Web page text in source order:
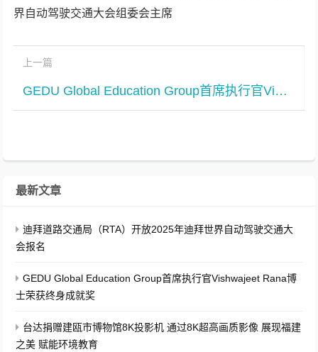
界自动驾驶交通大会组委会主席
上一篇
GEDU Global Education Group首席执行官Vishwajeet Rana博士荣获终身成就奖
最新文章
迪拜道路交通局（RTA）开放2025年迪拜世界自动驾驶交通大
会报名
GEDU Global Education Group首席执行官Vishwajeet Rana博
士荣获终身成就奖
台达捐赠建瓯市博物馆8K投影机 通过8K超高画质影像 展现福建
之美 赋能环境教育